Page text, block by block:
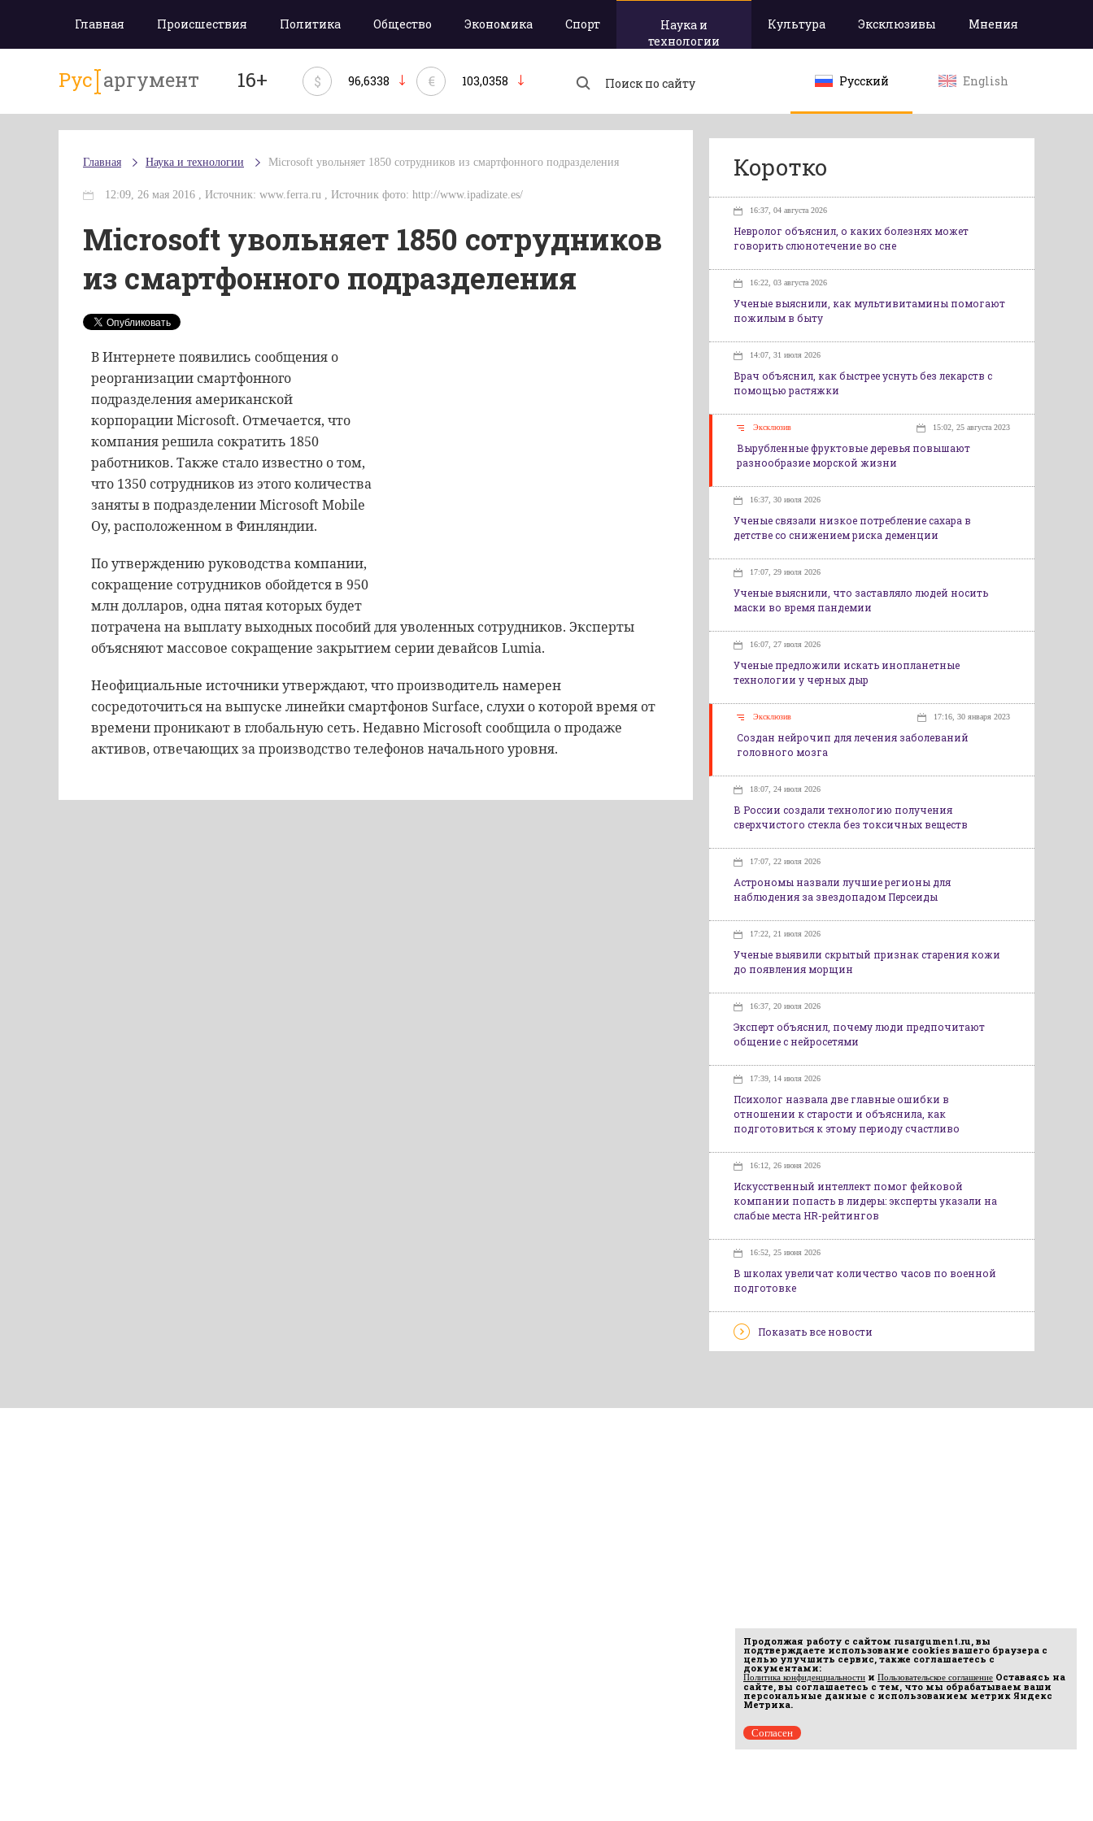
Главная Происшествия Политика Общество Экономика Спорт
Наука и
технологии
Культура Эксклюзивы Мнения
Рус аргумент 16+ $ 96,6338 € 103,0358 Русский English
Главная Наука и технологии Microsoft увольняет 1850 сотрудников из смартфонного подразделения
12:09, 26 мая 2016 , Источник: www.ferra.ru , Источник фото: http://www.ipadizate.es/
Microsoft увольняет 1850 сотрудников
из смартфонного подразделения
В Интернете появились сообщения о
реорганизации смартфонного
подразделения американской
корпорации Microsoft. Отмечается, что
компания решила сократить 1850
работников. Также стало известно о том,
что 1350 сотрудников из этого количества
заняты в подразделении Microsoft Mobile
Oy, расположенном в Финляндии.
По утверждению руководства компании,
сокращение сотрудников обойдется в 950
млн долларов, одна пятая которых будет
потрачена на выплату выходных пособий для уволенных сотрудников. Эксперты
объясняют массовое сокращение закрытием серии девайсов Lumia.
Неофициальные источники утверждают, что производитель намерен
сосредоточиться на выпуске линейки смартфонов Surface, слухи о которой время от
времени проникают в глобальную сеть. Недавно Microsoft сообщила о продаже
активов, отвечающих за производство телефонов начального уровня.
Коротко
16:37, 04 августа 2026
Невролог объяснил, о каких болезнях может
говорить слюнотечение во сне
16:22, 03 августа 2026
Ученые выяснили, как мультивитамины помогают
пожилым в быту
14:07, 31 июля 2026
Врач объяснил, как быстрее уснуть без лекарств с
помощью растяжки
Эксклюзив 15:02, 25 августа 2023
Вырубленные фруктовые деревья повышают
разнообразие морской жизни
16:37, 30 июля 2026
Ученые связали низкое потребление сахара в
детстве со снижением риска деменции
17:07, 29 июля 2026
Ученые выяснили, что заставляло людей носить
маски во время пандемии
16:07, 27 июля 2026
Ученые предложили искать инопланетные
технологии у черных дыр
Эксклюзив 17:16, 30 января 2023
Создан нейрочип для лечения заболеваний
головного мозга
18:07, 24 июля 2026
В России создали технологию получения
сверхчистого стекла без токсичных веществ
17:07, 22 июля 2026
Астрономы назвали лучшие регионы для
наблюдения за звездопадом Персеиды
17:22, 21 июля 2026
Ученые выявили скрытый признак старения кожи
до появления морщин
16:37, 20 июля 2026
Эксперт объяснил, почему люди предпочитают
общение с нейросетями
17:39, 14 июля 2026
Психолог назвала две главные ошибки в
отношении к старости и объяснила, как
подготовиться к этому периоду счастливо
16:12, 26 июня 2026
Искусственный интеллект помог фейковой
компании попасть в лидеры: эксперты указали на
слабые места HR-рейтингов
16:52, 25 июня 2026
В школах увеличат количество часов по военной
подготовке
Показать все новости
Продолжая работу с сайтом rusargument.ru, вы
подтверждаете использование cookies вашего браузера с
целью улучшить сервис, также соглашаетесь с
документами:
Политика конфиденциальности и Пользовательское соглашение Оставаясь на
сайте, вы соглашаетесь с тем, что мы обрабатываем ваши
персональные данные с использованием метрик Яндекс
Метрика.
Согласен